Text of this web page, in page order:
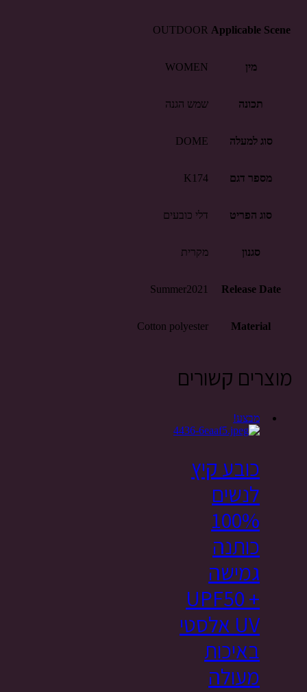
Applicable Scene
OUTDOOR
מין WOMEN
תכונה שמש הגנה
סוג למעלה DOME
מספר דגם K174
סוג הפריט דלי כובעים
סגנון מקרית
Release Date
Summer2021
Material
Cotton polyester
מוצרים קשורים
מבצע!
כובע קיץ
לנשים
100%
כותנה
גמישה
UPF50 +
UV אלסטי
באיכות
מעולה